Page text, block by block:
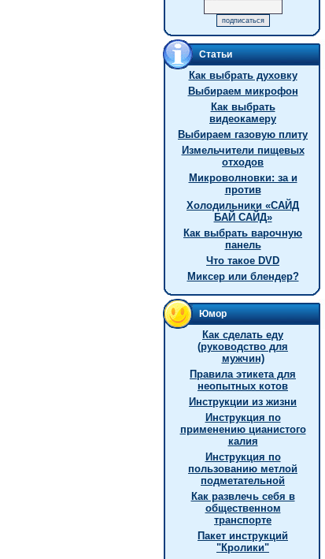
Статьи
Как выбрать духовку
Выбираем микрофон
Как выбрать
видеокамеру
Выбираем газовую плиту
Измельчители пищевых
отходов
Микроволновки: за и
против
Холодильники «САЙД
БАЙ САЙД»
Как выбрать варочную
панель
Что такое DVD
Миксер или блендер?
Юмор
Как сделать еду
(руководство для
мужчин)
Правила этикета для
неопытных котов
Инструкции из жизни
Инстpукция по
пpименению цианистого
калия
Инструкция по
пользованию метлой
подметательной
Как развлечь себя в
общественном
транспорте
Пакет инструкций
"Кролики"